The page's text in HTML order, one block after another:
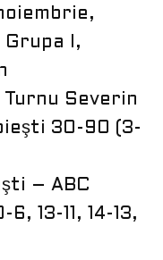
Grupa I,
Severin
30-90 (3-
– ABC
13-11, 14-13,